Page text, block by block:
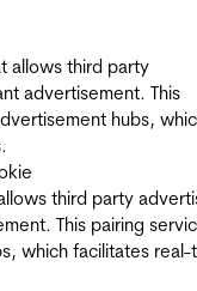
allows third party
advertisement. This
hubs,
third party
This pairing
which facilitates real-